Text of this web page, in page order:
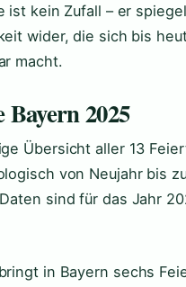
ist kein Zufall – er
wider, die sich bis
macht.
2025
Übersicht aller 13
von Neujahr bis
sind für das Jahr
in Bayern sechs